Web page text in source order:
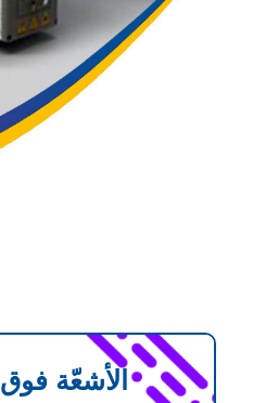
الأشعّة